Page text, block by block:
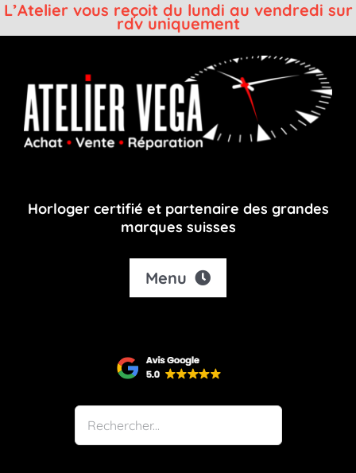
L’Atelier vous reçoit du lundi au vendredi sur
rdv uniquement
contenu
Horloger certifié et partenaire des grandes
marques suisses
Menu
Shop
Notre atelier
À propos